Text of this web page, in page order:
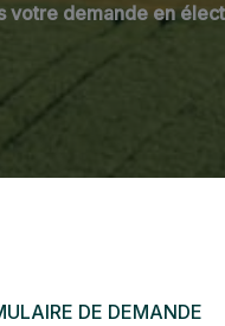
votre demande en
DE DEMANDE